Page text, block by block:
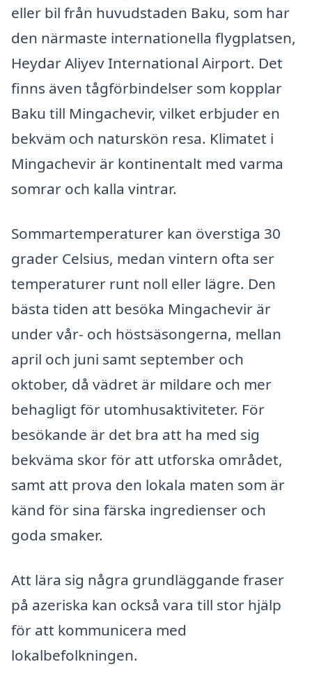
eller bil från huvudstaden Baku, som har
den närmaste internationella flygplatsen,
Heydar Aliyev International Airport. Det
finns även tågförbindelser som kopplar
Baku till Mingachevir, vilket erbjuder en
bekväm och naturskön resa. Klimatet i
Mingachevir är kontinentalt med varma
somrar och kalla vintrar.
Sommartemperaturer kan överstiga 30
grader Celsius, medan vintern ofta ser
temperaturer runt noll eller lägre. Den
bästa tiden att besöka Mingachevir är
under vår- och höstsäsongerna, mellan
april och juni samt september och
oktober, då vädret är mildare och mer
behagligt för utomhusaktiviteter. För
besökande är det bra att ha med sig
bekväma skor för att utforska området,
samt att prova den lokala maten som är
känd för sina färska ingredienser och
goda smaker.
Att lära sig några grundläggande fraser
på azeriska kan också vara till stor hjälp
för att kommunicera med
lokalbefolkningen.